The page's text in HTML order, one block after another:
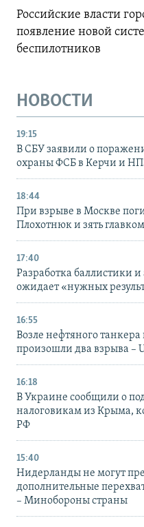
Российские власти
появление новой
беспилотников
НОВОСТИ
19:15
В СБУ заявили о
охраны ФСБ в Керчи и
18:44
При взрыве в Москве
Плохотнюк и зять
17:40
Разработка баллистики
ожидает «нужных
16:55
Возле нефтяного
произошли два взрыва –
16:18
В Украине сообщили о
налоговикам из Крыма,
РФ
15:40
Нидерланды не могут
дополнительные
– Минобороны страны